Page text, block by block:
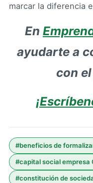
marcar la diferencia
En
ayudarte a
con
#beneficios de
#capital social empresa
#constitución de